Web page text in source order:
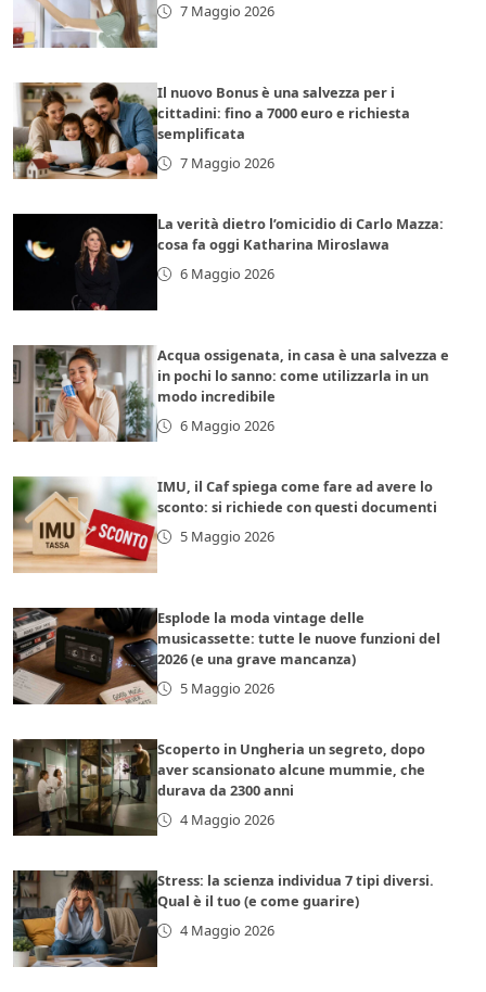
7 Maggio 2026
Il nuovo Bonus è una salvezza per i
cittadini: fino a 7000 euro e richiesta
semplificata
7 Maggio 2026
La verità dietro l’omicidio di Carlo Mazza:
cosa fa oggi Katharina Miroslawa
6 Maggio 2026
Acqua ossigenata, in casa è una salvezza e
in pochi lo sanno: come utilizzarla in un
modo incredibile
6 Maggio 2026
IMU, il Caf spiega come fare ad avere lo
sconto: si richiede con questi documenti
5 Maggio 2026
Esplode la moda vintage delle
musicassette: tutte le nuove funzioni del
2026 (e una grave mancanza)
5 Maggio 2026
Scoperto in Ungheria un segreto, dopo
aver scansionato alcune mummie, che
durava da 2300 anni
4 Maggio 2026
Stress: la scienza individua 7 tipi diversi.
Qual è il tuo (e come guarire)
4 Maggio 2026